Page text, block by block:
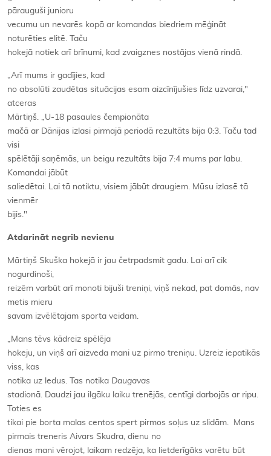
pārauguši junioru
vecumu un nevarēs kopā ar komandas biedriem mēģināt
noturēties elitē. Taču
hokejā notiek arī brīnumi, kad zvaigznes nostājas vienā rindā.
„Arī mums ir gadījies, kad
no absolūti zaudētas situācijas esam aizcīnījušies līdz uzvarai,"
atceras
Mārtiņš. „U-18 pasaules čempionāta
mačā ar Dānijas izlasi pirmajā periodā rezultāts bija 0:3. Taču tad
visi
spēlētāji saņēmās, un beigu rezultāts bija 7:4 mums par labu.
Komandai jābūt
saliedētai. Lai tā notiktu, visiem jābūt draugiem. Mūsu izlasē tā
vienmēr
bijis."
Atdarināt negrib nevienu
Mārtiņš Skuška hokejā ir jau četrpadsmit gadu. Lai arī cik
nogurdinoši,
reizēm varbūt arī monoti bijuši treniņi, viņš nekad, pat domās, nav
metis mieru
savam izvēlētajam sporta veidam.
„Mans tēvs kādreiz spēlēja
hokeju, un viņš arī aizveda mani uz pirmo treniņu. Uzreiz iepatikās
viss, kas
notika uz ledus. Tas notika Daugavas
stadionā. Daudzi jau ilgāku laiku trenējās, centīgi darbojās ar ripu.
Toties es
tikai pie borta malas centos spert pirmos soļus uz slidām. Mans
pirmais treneris Aivars Skudra, dienu no
dienas mani vērojot, laikam redzēja, ka lietderīgāks varētu būt